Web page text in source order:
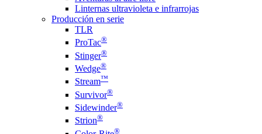
Linternas ultravioleta e infrarrojas
Producción en serie
TLR
ProTac®
Stinger®
Wedge®
Stream™
Survivor®
Sidewinder®
Strion®
®